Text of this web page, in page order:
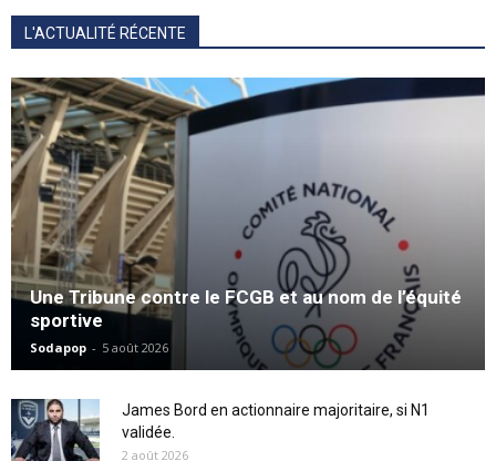
L'ACTUALITÉ RÉCENTE
Une Tribune contre le FCGB et au nom de l’équité
sportive
Sodapop - 5 août 2026
James Bord en actionnaire majoritaire, si N1
validée.
2 août 2026